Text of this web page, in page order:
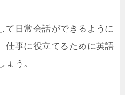
て日常会話ができるように
仕事に役立てるために英語
ょう。